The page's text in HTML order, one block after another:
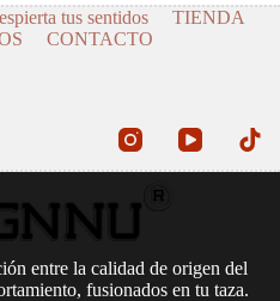
tus sentidos
TIENDA
CONTACTO
entre la calidad de origen del
fusionados en tu taza.